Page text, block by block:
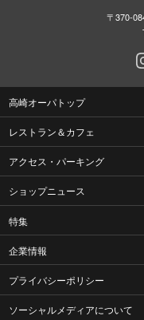
〒370-
高崎オーパトップ
レストラン＆カフェ
アクセス・パーキング
ショップニュース
特集
企業情報
プライバシーポリシー
ソーシャルメディアについて